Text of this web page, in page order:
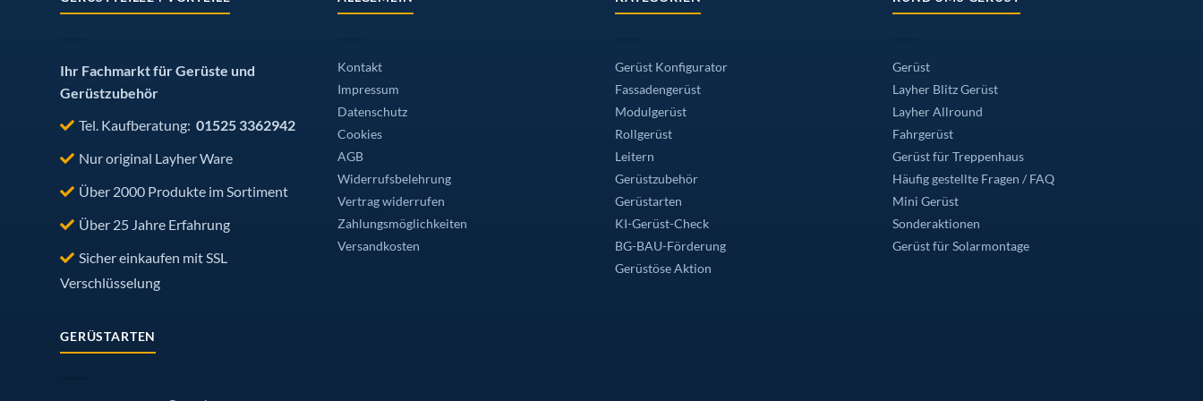
Ihr Fachmarkt für Gerüste und
Gerüstzubehör
Tel. Kaufberatung: 01525 3362942
Nur original Layher Ware
Über 2000 Produkte im Sortiment
Über 25 Jahre Erfahrung
Sicher einkaufen mit SSL
Verschlüsselung
Kontakt
Impressum
Datenschutz
Cookies
AGB
Widerrufsbelehrung
Vertrag widerrufen
Zahlungsmöglichkeiten
Versandkosten
Gerüst Konfigurator
Fassadengerüst
Modulgerüst
Rollgerüst
Leitern
Gerüstzubehör
Gerüstarten
KI-Gerüst-Check
BG-BAU-Förderung
Gerüstöse Aktion
Gerüst
Layher Blitz Gerüst
Layher Allround
Fahrgerüst
Gerüst für Treppenhaus
Häufig gestellte Fragen / FAQ
Mini Gerüst
Sonderaktionen
Gerüst für Solarmontage
GERÜSTARTEN